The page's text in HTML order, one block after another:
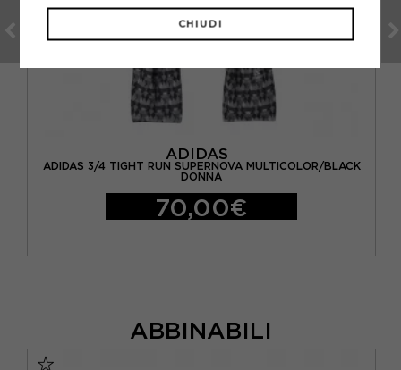
ADIDAS
ADIDAS 3/4 TIGHT RUN SUPERNOVA MULTICOLOR/BLACK
DONNA
70,00€
ABBINABILI
CHIUDI